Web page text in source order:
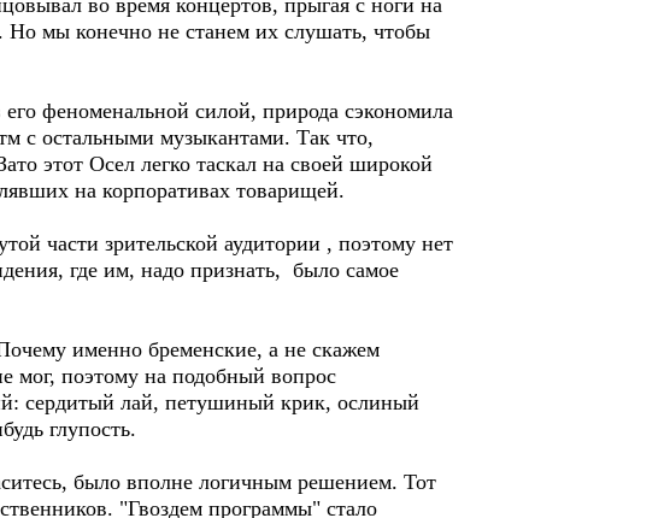
во время концертов, прыгая с ноги на
Но мы конечно не станем их слушать, чтобы
феноменальной силой, природа сэкономила
с остальными музыкантами. Так что,
этот Осел легко таскал на своей широкой
на корпоративах товарищей.
части зрительской аудитории , поэтому нет
где им, надо признать, было самое
именно бременские, а не скажем
мог, поэтому на подобный вопрос
сердитый лай, петушиный крик, ослиный
глупость.
было вполне логичным решением. Тот
"Гвоздем программы" стало